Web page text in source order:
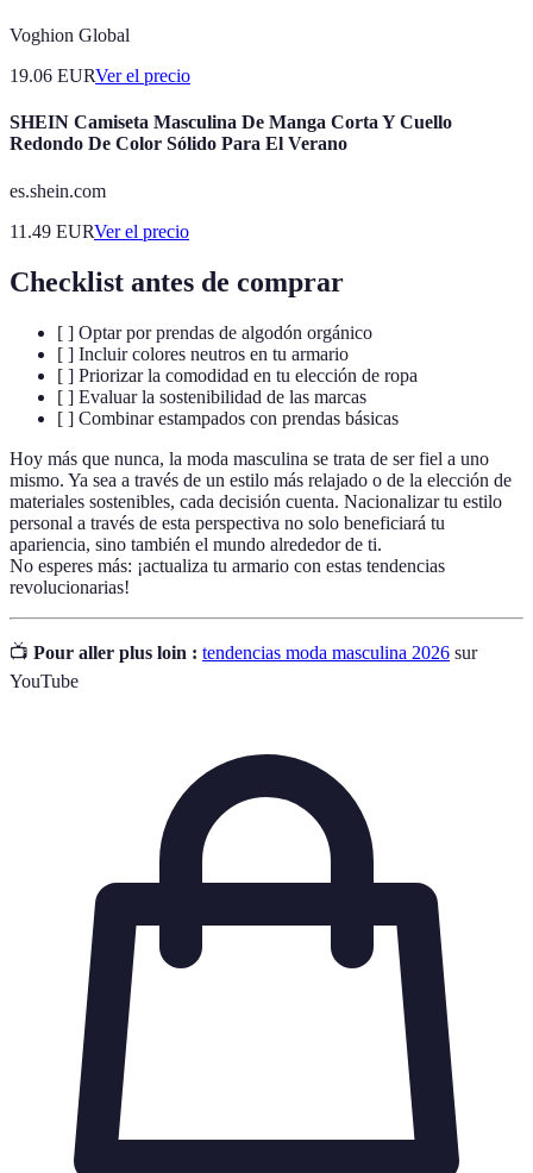
Voghion Global
19.06 EURVer el precio
SHEIN Camiseta Masculina De Manga Corta Y Cuello
Redondo De Color Sólido Para El Verano
es.shein.com
11.49 EURVer el precio
Checklist antes de comprar
[ ] Optar por prendas de algodón orgánico
[ ] Incluir colores neutros en tu armario
[ ] Priorizar la comodidad en tu elección de ropa
[ ] Evaluar la sostenibilidad de las marcas
[ ] Combinar estampados con prendas básicas
Hoy más que nunca, la moda masculina se trata de ser fiel a uno
mismo. Ya sea a través de un estilo más relajado o de la elección de
materiales sostenibles, cada decisión cuenta. Nacionalizar tu estilo
personal a través de esta perspectiva no solo beneficiará tu
apariencia, sino también el mundo alrededor de ti.
No esperes más: ¡actualiza tu armario con estas tendencias
revolucionarias!
📺 Pour aller plus loin : tendencias moda masculina 2026 sur
YouTube